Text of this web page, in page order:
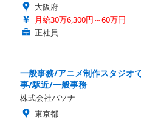
大阪府
月給30万6,300円～60万円
正社員
一般事務/アニメ制作スタジオ
事/駅近/一般事務
株式会社パソナ
東京都